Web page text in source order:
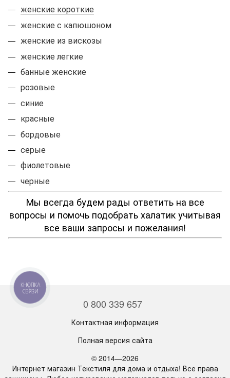
женские короткие
женские с капюшоном
женские из вискозы
женские легкие
банные женские
розовые
синие
красные
бордовые
серые
фиолетовые
черные
Мы всегда будем рады ответить на все
вопросы и помочь подобрать халатик учитывая
все ваши запросы и пожелания!
0 800 339 657
Контактная информация
Полная версия сайта
© 2014—2026
Интернет магазин Текстиля для дома и отдыха! Все права
КНОПКА
СВЯЗИ